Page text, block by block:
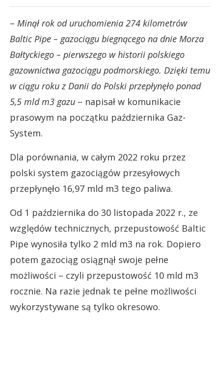
– Minął rok od uruchomienia 274 kilometrów
Baltic Pipe – gazociągu biegnącego na dnie Morza
Bałtyckiego – pierwszego w historii polskiego
gazownictwa gazociągu podmorskiego. Dzięki temu
w ciągu roku z Danii do Polski przepłynęło ponad
5,5 mld m3 gazu – napisał w komunikacie
prasowym na początku października Gaz-
System.
Dla porównania, w całym 2022 roku przez
polski system gazociągów przesyłowych
przepłynęło 16,97 mld m3 tego paliwa.
Od 1 października do 30 listopada 2022 r., ze
względów technicznych, przepustowość Baltic
Pipe wynosiła tylko 2 mld m3 na rok. Dopiero
potem gazociąg osiągnął swoje pełne
możliwości – czyli przepustowość 10 mld m3
rocznie. Na razie jednak te pełne możliwości
wykorzystywane są tylko okresowo.